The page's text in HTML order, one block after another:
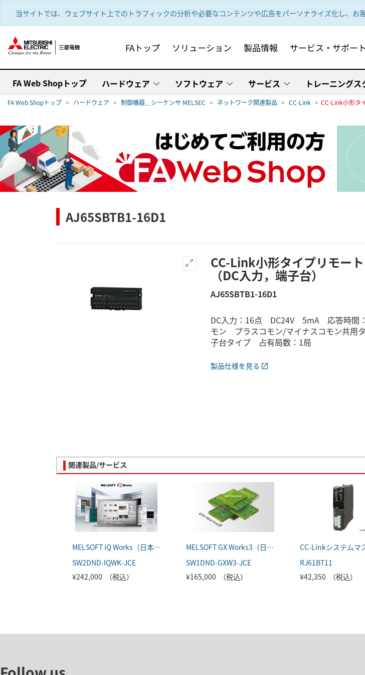
当サイトでは、ウェブサイト上でのトラフィックの分析や必要なコンテンツや広告をパーソナライズ化し、
FAトップ ソリューション 製品情報 サービス・サポート
FA Web Shopトップ ハードウェア ソフトウェア サービス トレーニングス
FA Web Shopトップ ハードウェア 制御機器＿シーケンサ MELSEC ネットワーク関連製品 CC-Link CC-Link小形タ
AJ65SBTB1-16D1
CC-Link小形タイプリモー
（DC入力，端子台）
AJ65SBTB1-16D1
DC入力：16点 DC24V 5mA 応答時間
モン プラスコモン/マイナスコモン共
子台タイプ 占有局数：1局
製品仕様を見る
関連製品/サービス
MELSOFT iQ Works（日本語版）
SW2DND-IQWK-JCE
¥242,000 （税込）
MELSOFT GX Works3（日本語版）
SW1DND-GXW3-JCE
¥165,000 （税込）
RJ61BT11
¥42,350 （税込）